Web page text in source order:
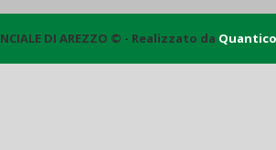
DI AREZZO © - Realizzato da Quantico